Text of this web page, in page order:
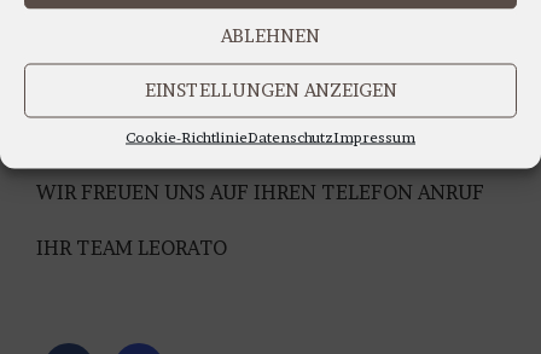
ABLEHNEN
EINSTELLUNGEN ANZEIGEN
Cookie-RichtlinieDatenschutzImpressum
WIR BERATEN SIE GERNE AUCH TELEFONISCH
Montag bis Freitag 11.00 bis 18.00 Uhr
Samstag 10.30 bis 14.00 Uhr
UNTER TEL: 0228-92679000
WIR FREUEN UNS AUF IHREN TELEFON ANRUF
IHR TEAM LEORATO